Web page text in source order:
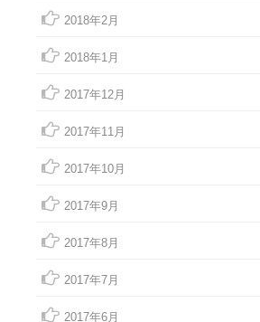
2018年2月
2018年1月
2017年12月
2017年11月
2017年10月
2017年9月
2017年8月
2017年7月
2017年6月